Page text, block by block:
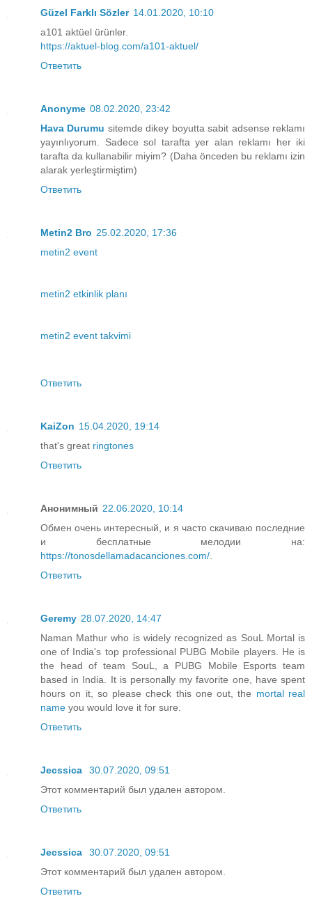
Güzel Farklı Sözler 14.01.2020, 10:10
a101 aktüel ürünler.
https://aktuel-blog.com/a101-aktuel/
Ответить
Anonyme 08.02.2020, 23:42
Hava Durumu sitemde dikey boyutta sabit adsense reklamı
yayınlıyorum. Sadece sol tarafta yer alan reklamı her iki
tarafta da kullanabilir miyim? (Daha önceden bu reklamı izin
alarak yerleştirmiştim)
Ответить
Metin2 Bro 25.02.2020, 17:36
metin2 event
metin2 etkinlik planı
metin2 event takvimi
Ответить
KaiZon 15.04.2020, 19:14
that's great ringtones
Ответить
Анонимный 22.06.2020, 10:14
Обмен очень интересный, и я часто скачиваю последние
и бесплатные мелодии на:
https://tonosdellamadacanciones.com/
Ответить
Geremy 28.07.2020, 14:47
Naman Mathur who is widely recognized as SouL Mortal is
one of India's top professional PUBG Mobile players. He is
the head of team SouL, a PUBG Mobile Esports team
based in India. It is personally my favorite one, have spent
hours on it, so please check this one out, the mortal real
name you would love it for sure.
Ответить
Jecssica
30.07.2020, 09:51
Этот комментарий был удален автором.
Ответить
Jecssica
30.07.2020, 09:51
Этот комментарий был удален автором.
Ответить